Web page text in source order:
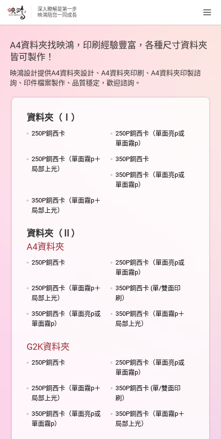
深入瞭解是第一步
映鴻陪您一同成長
A4資料夾找映鴻，印刷經驗豐富，各種尺寸資料夾
皆可製作！
映鴻設計提供A4資料夾設計、A4資料夾印刷、A4資料夾印製諮
詢、印件檔案製作、品質穩定，歡迎諮詢。
資料夾（Ⅰ）
250P銅西卡
250P銅西卡（單面亮p或
單面霧p）
250P銅西卡（單面霧p＋
局部上光）
350P銅西卡
350P銅西卡（單面亮p或
單面霧p）
350P銅西卡（單面霧p＋
局部上光）
資料夾（Ⅱ）
A4資料夾
250P銅西卡
250P銅西卡（單面亮p或
單面霧p）
250P銅西卡（單面霧p＋
局部上光）
350P銅西卡 (單/雙面印
刷）
350P銅西卡（單面亮p或
單面霧p）
350P銅西卡（單面霧p＋
局部上光）
G2K資料夾
250P銅西卡
250P銅西卡（單面亮p或
單面霧p）
250P銅西卡（單面霧p＋
局部上光）
350P銅西卡 (單/雙面印
刷）
350P銅西卡（單面亮p或
單面霧p）
350P銅西卡（單面霧p＋
局部上光）